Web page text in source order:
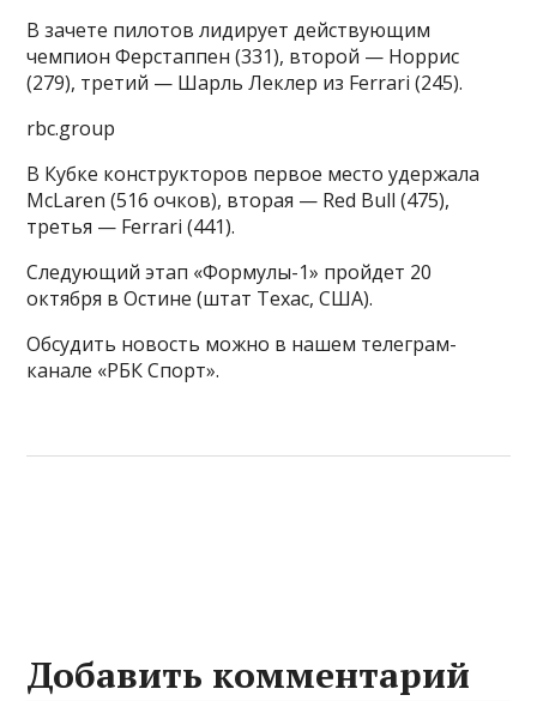
В зачете пилотов лидирует действующим
чемпион Ферстаппен (331), второй — Норрис
(279), третий — Шарль Леклер из Ferrari (245).
rbc.group
В Кубке конструкторов первое место удержала
McLaren (516 очков), вторая — Red Bull (475),
третья — Ferrari (441).
Следующий этап «Формулы-1» пройдет 20
октября в Остине (штат Техас, США).
Обсудить новость можно в нашем телеграм-
канале «РБК Спорт».
Добавить комментарий